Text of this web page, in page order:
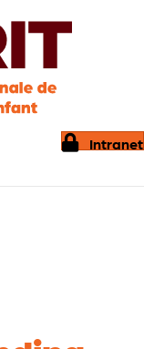
Intranet